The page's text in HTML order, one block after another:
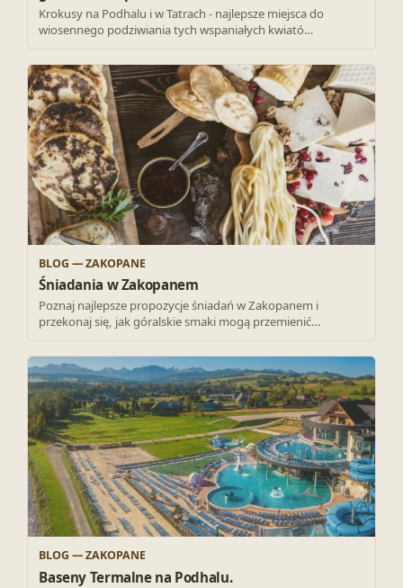
Krokusy na Podhalu i w Tatrach - najlepsze miejsca do
wiosennego podziwiania tych wspaniałych kwiató…
BLOG — ZAKOPANE
Śniadania w Zakopanem
Poznaj najlepsze propozycje śniadań w Zakopanem i
przekonaj się, jak góralskie smaki mogą przemienić…
BLOG — ZAKOPANE
Baseny Termalne na Podhalu.